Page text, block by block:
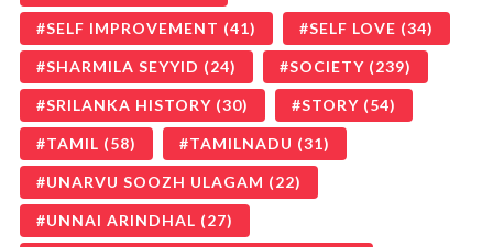
SELF IMPROVEMENT (41) SELF LOVE (34)
SHARMILA SEYYID (24) SOCIETY (239)
SRILANKA HISTORY (30) STORY (54)
TAMIL (58) TAMILNADU (31)
UNARVU SOOZH ULAGAM (22)
UNNAI ARINDHAL (27)